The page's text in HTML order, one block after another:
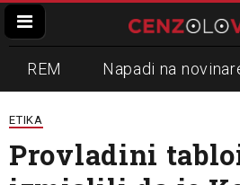
REM Napadi na
Zvučni top
Propaganda Lokalni
ETIKA
Provladini